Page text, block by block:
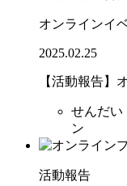
オンラインイ
2025.02.25
【活動報告】
せんだい
ン
活動報告